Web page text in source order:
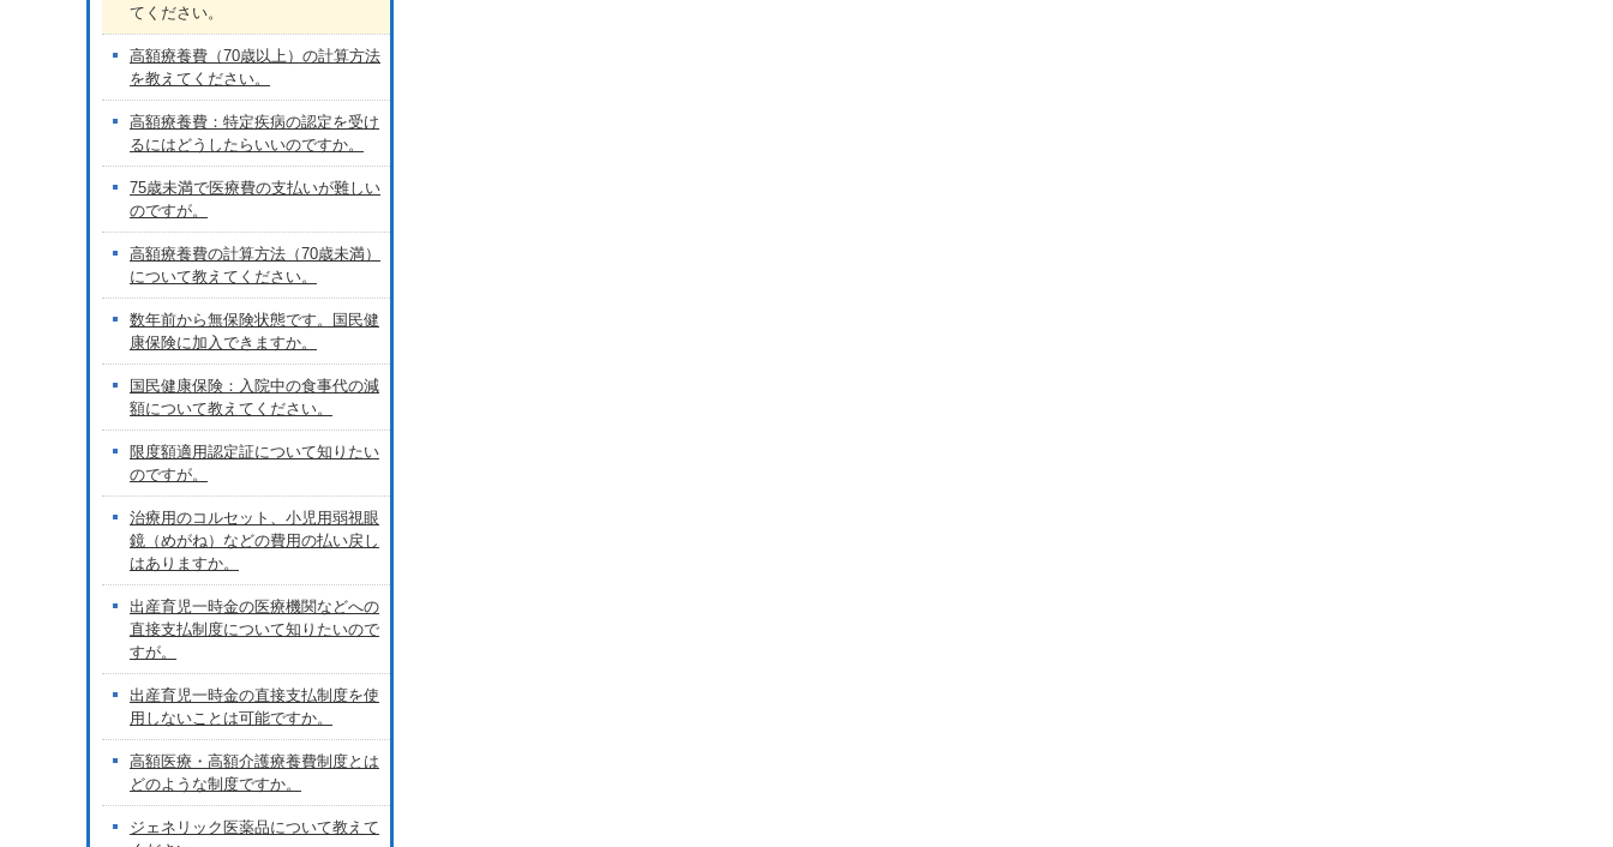
てください。
高額療養費（70歳以上）の計算方法
を教えてください。
高額療養費：特定疾病の認定を受け
るにはどうしたらいいのですか。
75歳未満で医療費の支払いが難しい
のですが。
高額療養費の計算方法（70歳未満）
について教えてください。
数年前から無保険状態です。国民健
康保険に加入できますか。
国民健康保険：入院中の食事代の減
額について教えてください。
限度額適用認定証について知りたい
のですが。
治療用のコルセット、小児用弱視眼
鏡（めがね）などの費用の払い戻し
はありますか。
出産育児一時金の医療機関などへの
直接支払制度について知りたいので
すが。
出産育児一時金の直接支払制度を使
用しないことは可能ですか。
高額医療・高額介護療養費制度とは
どのような制度ですか。
ジェネリック医薬品について教えて